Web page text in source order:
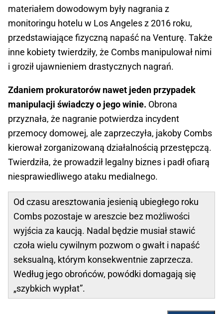
materiałem dowodowym były nagrania z
monitoringu hotelu w Los Angeles z 2016 roku,
przedstawiające fizyczną napaść na Venturę. Także
inne kobiety twierdziły, że Combs manipulował nimi
i groził ujawnieniem drastycznych nagrań.
Zdaniem prokuratorów nawet jeden przypadek
manipulacji świadczy o jego winie. Obrona
przyznała, że nagranie potwierdza incydent
przemocy domowej, ale zaprzeczyła, jakoby Combs
kierował zorganizowaną działalnością przestępczą.
Twierdziła, że prowadził legalny biznes i padł ofiarą
niesprawiedliwego ataku medialnego.
Od czasu aresztowania jesienią ubiegłego roku
Combs pozostaje w areszcie bez możliwości
wyjścia za kaucją. Nadal będzie musiał stawić
czoła wielu cywilnym pozwom o gwałt i napaść
seksualną, którym konsekwentnie zaprzecza.
Według jego obrońców, powódki domagają się
„szybkich wypłat”.